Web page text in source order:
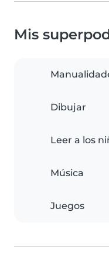
Mis
Dibujar
Leer a los
Música
Juegos